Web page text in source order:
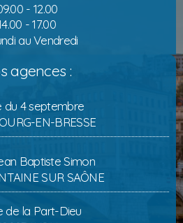
- 12.00
- 17.00
au Vendredi
agences :
du 4 septembre
EN-BRESSE
Baptiste Simon
SUR SAÔNE
de la Part-Dieu